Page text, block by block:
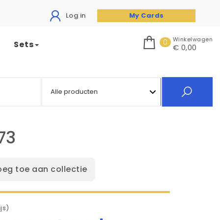
Log in My Cards
Sets 0 Winkelwagen
€ 0,00
toe aan collectie